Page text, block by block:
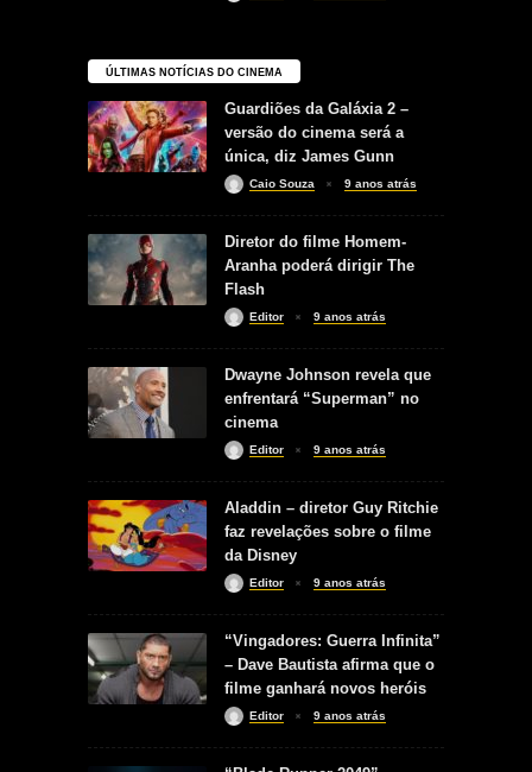
ÚLTIMAS NOTÍCIAS DO CINEMA
Guardiões da Galáxia 2 –
versão do cinema será a
única, diz James Gunn
Caio Souza 9 anos atrás
Diretor do filme Homem-
Aranha poderá dirigir The
Flash
Editor 9 anos atrás
Dwayne Johnson revela que
enfrentará “Superman” no
cinema
Editor 9 anos atrás
Aladdin – diretor Guy Ritchie
faz revelações sobre o filme
da Disney
Editor 9 anos atrás
“Vingadores: Guerra Infinita”
– Dave Bautista afirma que o
filme ganhará novos heróis
Editor 9 anos atrás